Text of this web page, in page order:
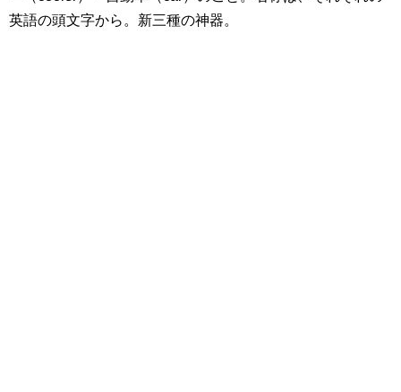
英語の頭文字から。新三種の神器。